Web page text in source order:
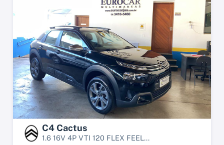
C4 Cactus
1.6 16V 4P VTI 120 FLEX FEEL...